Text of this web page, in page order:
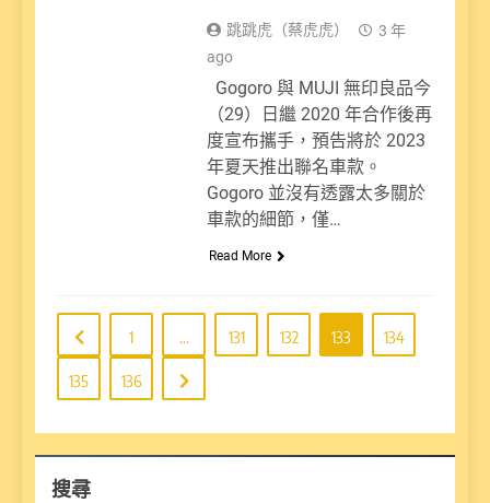
跳跳虎（蔡虎虎）
3 年
ago
Gogoro 與 MUJI 無印良品今
（29）日繼 2020 年合作後再
度宣布攜手，預告將於 2023
年夏天推出聯名車款。
Gogoro 並沒有透露太多關於
車款的細節，僅…
Read More
1 ... 131 132 133 134
135 136
搜尋